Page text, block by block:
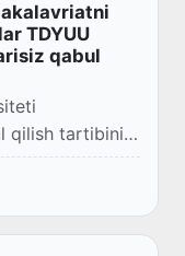
TDYUU
qabul
qilish tartibini
qarori